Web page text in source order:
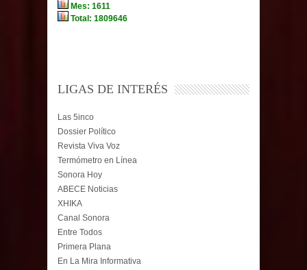
LIGAS DE INTERÉS
Las 5inco
Dossier Político
Revista Viva Voz
Termómetro en Línea
Sonora Hoy
ABECE Noticias
XHIKA
Canal Sonora
Entre Todos
Primera Plana
En La Mira Informativa